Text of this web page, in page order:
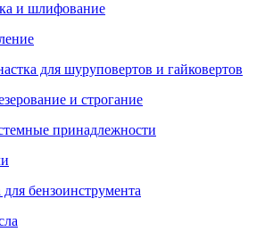
и шлифование
для шуруповертов и гайковертов
и строгание
принадлежности
бензоинструмента